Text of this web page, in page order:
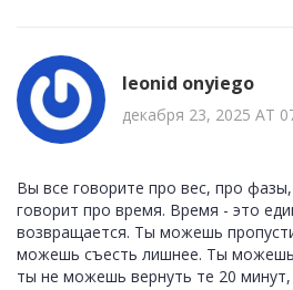
leonid onyiego
декабря 23, 2025 AT
Вы все говорите про вес, про
говорит про время. Время - это
возвращается. Ты можешь
можешь съесть лишнее. Ты
ты не можешь вернуть те 20